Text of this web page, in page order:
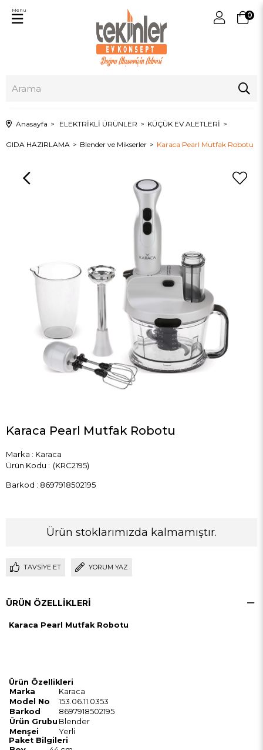
0
Menu
Anasayfa ELEKTRİKLİ ÜRÜNLER KÜÇÜK EV ALETLERİ
GIDA HAZIRLAMA Blender ve Mikserler Karaca Pearl Mutfak Robotu
Karaca Pearl Mutfak Robotu
Marka : Karaca
(KRC2195)
Barkod : 8697918502195
Ürün stoklarımızda kalmamıştır.
TAVSIYE ET YORUM YAZ
ÜRÜN ÖZELLIKLERI
Karaca Pearl Mutfak Robotu
Ürün Özellikleri
Marka
Karaca
Model No
153.06.11.0353
Barkod
8697918502195
Ürün Grubu Blender
Menşei
Yerli
Paket Bilgileri